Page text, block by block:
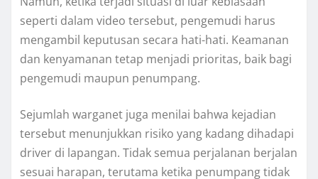
seperti dalam video tersebut, pengemudi harus
mengambil keputusan secara hati-hati. Keamanan
dan kenyamanan tetap menjadi prioritas, baik bagi
pengemudi maupun penumpang.
Sejumlah warganet juga menilai bahwa kejadian
tersebut menunjukkan risiko yang kadang dihadapi
driver di lapangan. Tidak semua perjalanan berjalan
sesuai harapan, terutama ketika penumpang tidak